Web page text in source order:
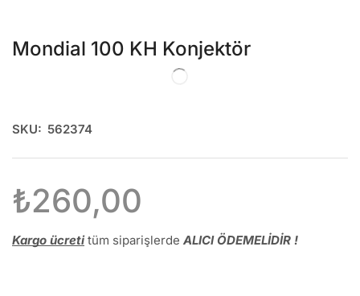
Mondial 100 KH Konjektör
SKU: 562374
₺260,00
Kargo ücretitüm siparişlerde ALICI ÖDEMELİDİR !